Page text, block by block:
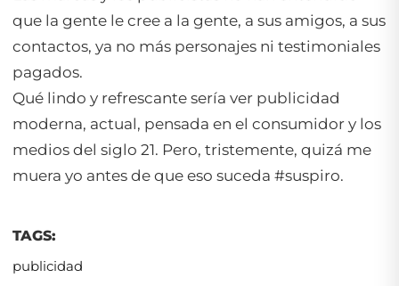
que la gente le cree a la gente, a sus amigos, a sus
contactos, ya no más personajes ni testimoniales
pagados.
Qué lindo y refrescante sería ver publicidad
moderna, actual, pensada en el consumidor y los
medios del siglo 21. Pero, tristemente, quizá me
muera yo antes de que eso suceda #suspiro.
TAGS:
publicidad